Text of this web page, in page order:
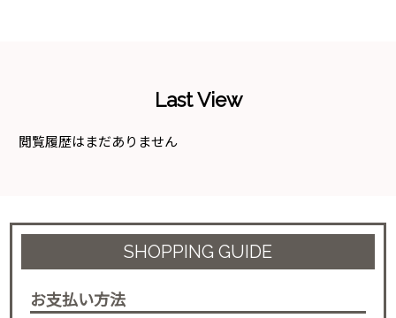
Last View
閲覧履歴はまだありません
SHOPPING GUIDE
お支払い方法